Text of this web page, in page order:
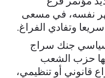
من الشهر نفسه، في مسعى
وتفادي الفراغ.
جنك سراج
حزب الشعب
قانوني أو تنظيمي،